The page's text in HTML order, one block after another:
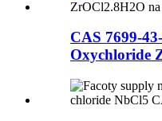
CAS 7699-
Oxychloride